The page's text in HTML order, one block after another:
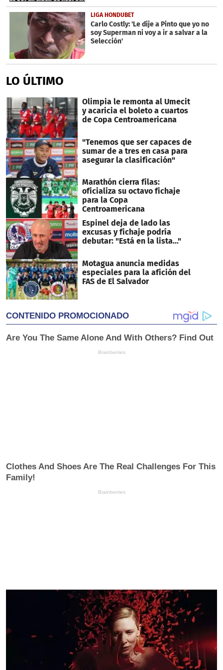
LIGA HONDUBET
Carlo Costly: 'Le dije a Pinto que yo no
soy Superman ni voy a ir a salvar a la
Selección'
LO ÚLTIMO
Olimpia le remonta al Umecit
y acaricia el boleto a cuartos
de Copa Centroamericana
"Tenemos que ser capaces de
sumar de a tres en casa para
asegurar la clasificación"
Marathón cierra filas:
oficializa su octavo fichaje
para la Copa
Centroamericana
Espinel deja de lado las
excusas y fichaje podría
debutar: "Está en la lista..."
Motagua anuncia medidas
especiales para la afición del
FAS de El Salvador